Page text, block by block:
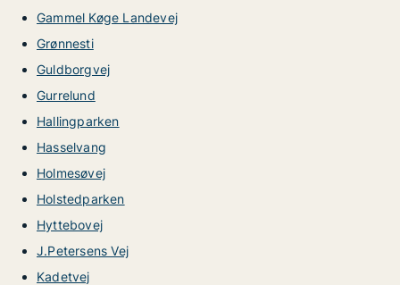
Gammel Køge Landevej
Grønnesti
Guldborgvej
Gurrelund
Hallingparken
Hasselvang
Holmesøvej
Holstedparken
Hyttebovej
J.Petersens Vej
Kadetvej